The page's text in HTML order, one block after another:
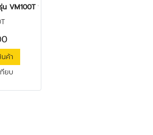
VM100T 1 HP 380v 1"
ค้า
ยบ